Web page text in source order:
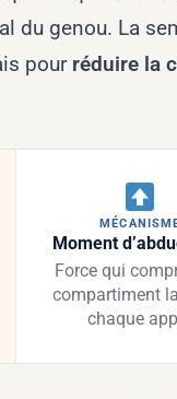
du genou. La
pour réduire la
Moment
Force qui
compartiment
chaque